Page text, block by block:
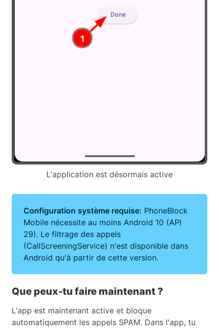
L'application est désormais active
Configuration système requise: PhoneBlock
Mobile nécessite au moins Android 10 (API
29). Le filtrage des appels
(CallScreeningService) n'est disponible dans
Android qu'à partir de cette version.
Que peux-tu faire maintenant ?
L'app est maintenant active et bloque
automatiquement les appels SPAM. Dans l'app, tu